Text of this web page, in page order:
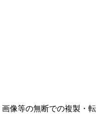
像等の無断での複製・転